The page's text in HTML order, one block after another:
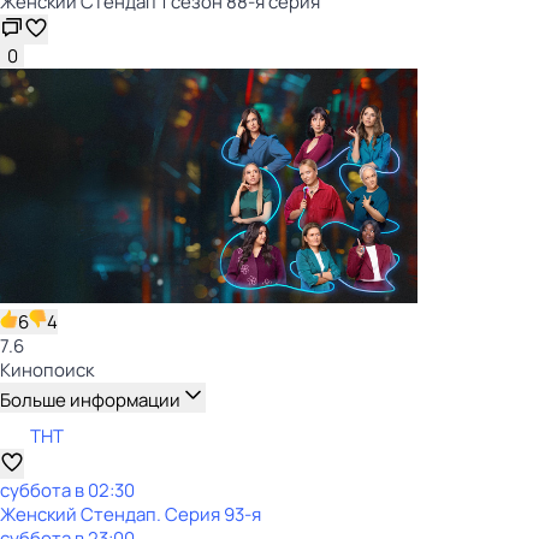
0
6
4
7.6
Кинопоиск
Больше информации
ТНТ
субботав02:30
Женский Стендап. Серия 93-я